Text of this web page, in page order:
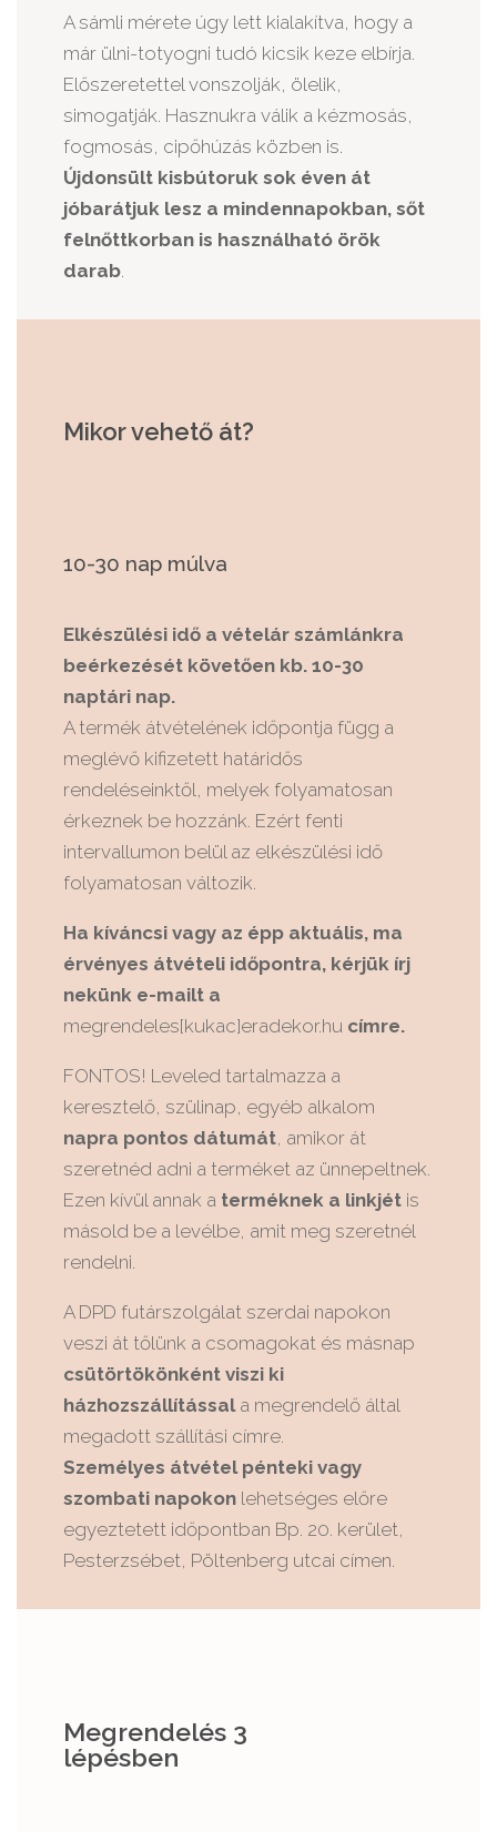
A sámli mérete úgy lett kialakítva, hogy a
már ülni-totyogni tudó kicsik keze elbírja.
Előszeretettel vonszolják, ölelik,
simogatják. Hasznukra válik a kézmosás,
fogmosás, cipőhúzás közben is.
Újdonsült kisbútoruk sok éven át
jóbarátjuk lesz a mindennapokban, sőt
felnőttkorban is használható örök
darab.
Mikor vehető át?
10-30 nap múlva
Elkészülési idő a vételár számlánkra
beérkezését követően kb. 10-30
naptári nap.
A termék átvételének időpontja függ a
meglévő kifizetett határidős
rendeléseinktől, melyek folyamatosan
érkeznek be hozzánk. Ezért fenti
intervallumon belül az elkészülési idő
folyamatosan változik.
Ha kíváncsi vagy az épp aktuális, ma
érvényes átvételi időpontra, kérjük írj
nekünk e-mailt a
megrendeles[kukac]eradekor.hucímre.
FONTOS! Leveled tartalmazza a
keresztelő, szülinap, egyéb alkalom
napra pontos dátumát, amikor át
szeretnéd adni a terméket az ünnepeltnek.
Ezen kívül annak a terméknek a linkjétis
másold be a levélbe, amit meg szeretnél
rendelni.
A DPD futárszolgálat szerdai napokon
veszi át tőlünk a csomagokat és másnap
csütörtökönként viszi ki
házhozszállítássala megrendelő által
megadott szállítási címre.
Személyes átvétel pénteki vagy
szombati napokonlehetséges előre
egyeztetett időpontban Bp. 20. kerület,
Pesterzsébet, Pöltenberg utcai címen.
Megrendelés 3
lépésben